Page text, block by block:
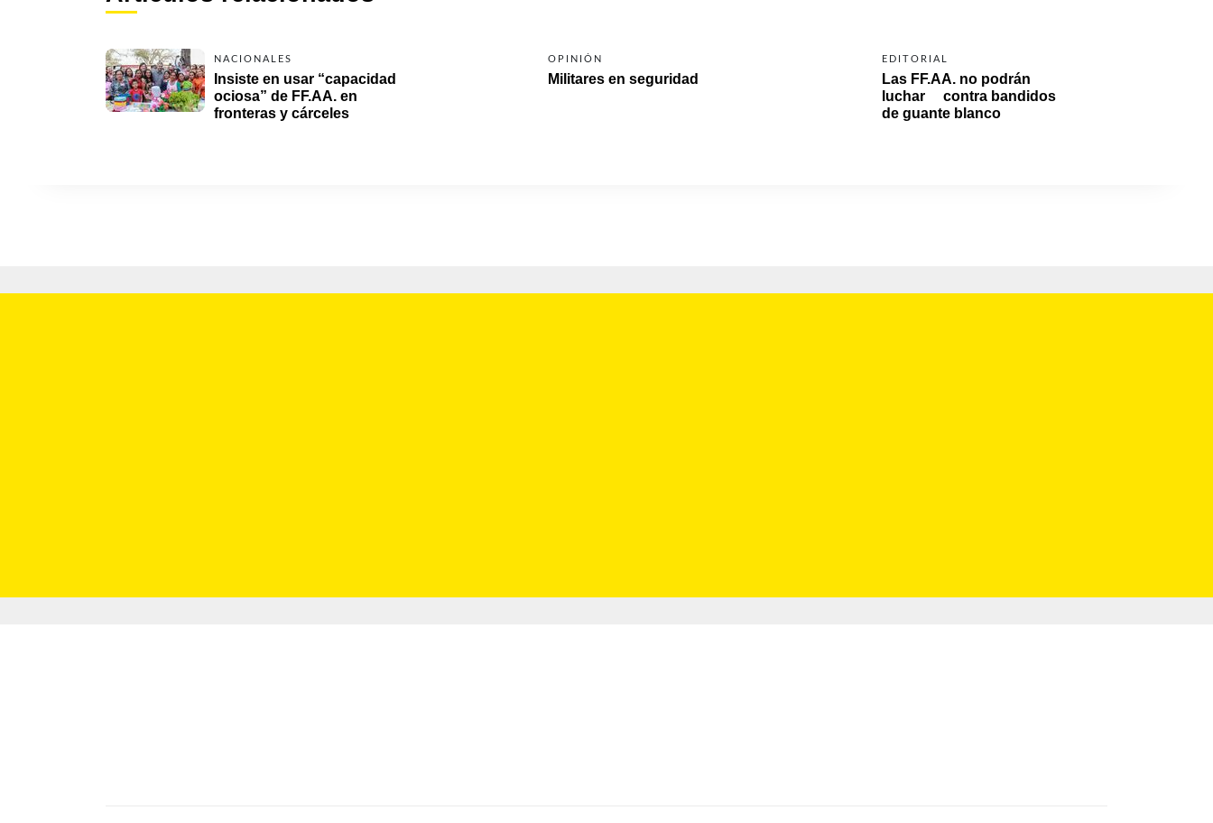
NACIONALES
Insiste en usar “capacidad
ociosa” de FF.AA. en
fronteras y cárceles
OPINIÓN
Militares en seguridad
EDITORIAL
Las FF.AA. no podrán
luchar     contra bandidos
de guante blanco